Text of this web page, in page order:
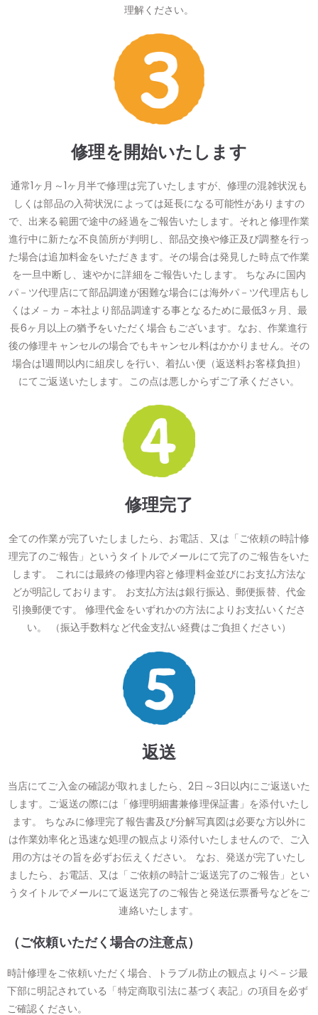
理解ください。
修理を開始いたします
通常1ヶ月～1ヶ月半で修理は完了いたしますが、修理の混雑状況も
しくは部品の入荷状況によっては延長になる可能性がありますの
で、出来る範囲で途中の経過をご報告いたします。それと修理作業
進行中に新たな不良箇所が判明し、部品交換や修正及び調整を行っ
た場合は追加料金をいただきます。その場合は発見した時点で作業
を一旦中断し、速やかに詳細をご報告いたします。 ちなみに国内
パ－ツ代理店にて部品調達が困難な場合には海外パ－ツ代理店もし
くはメ－カ－本社より部品調達する事となるために最低3ヶ月、最
長6ヶ月以上の猶予をいただく場合もございます。なお、作業進行
後の修理キャンセルの場合でもキャンセル料はかかりません。その
場合は1週間以内に組戻しを行い、着払い便（返送料お客様負担）
にてご返送いたします。この点は悪しからずご了承ください。
修理完了
全ての作業が完了いたしましたら、お電話、又は「ご依頼の時計修
理完了のご報告」というタイトルでメールにて完了のご報告をいた
します。 これには最終の修理内容と修理料金並びにお支払方法な
どが明記しております。 お支払方法は銀行振込、郵便振替、代金
引換郵便です。 修理代金をいずれかの方法によりお支払いくださ
い。 （振込手数料など代金支払い経費はご負担ください）
返送
当店にてご入金の確認が取れましたら、2日～3日以内にご返送いた
します。ご返送の際には「修理明細書兼修理保証書」を添付いたし
ます。 ちなみに修理完了報告書及び分解写真図は必要な方以外に
は作業効率化と迅速な処理の観点より添付いたしませんので、ご入
用の方はその旨を必ずお伝えください。 なお、発送が完了いたし
ましたら、お電話、又は「ご依頼の時計ご返送完了のご報告」とい
うタイトルでメールにて返送完了のご報告と発送伝票番号などをご
連絡いたします。
（ご依頼いただく場合の注意点）
時計修理をご依頼いただく場合、トラブル防止の観点よりペ－ジ最
下部に明記されている「特定商取引法に基づく表記」の項目を必ず
ご確認ください。